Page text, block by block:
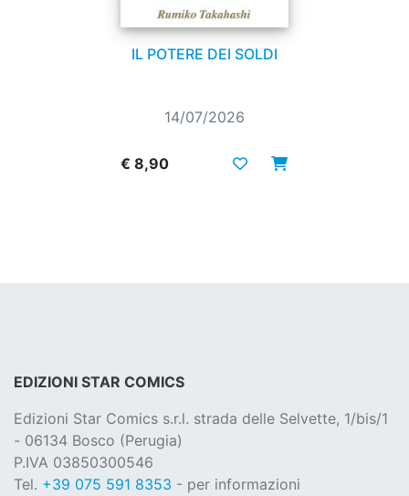
IL POTERE DEI SOLDI
14/07/2026
€ 8,90
EDIZIONI STAR COMICS
Edizioni Star Comics s.r.l. strada delle Selvette, 1/bis/1
- 06134 Bosco (Perugia)
P.IVA 03850300546
Tel. +39 075 591 8353 - per informazioni